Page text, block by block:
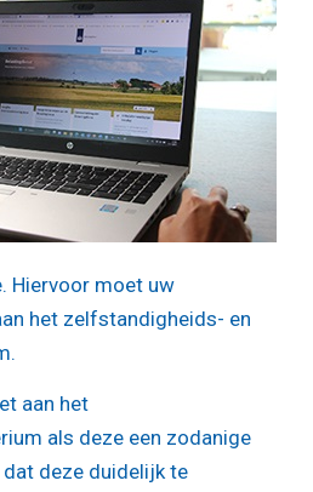
Hiervoor moet uw
het zelfstandigheids- en
aan het
als deze een zodanige
deze duidelijk te